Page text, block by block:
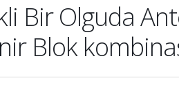
Bir Olguda
Blok